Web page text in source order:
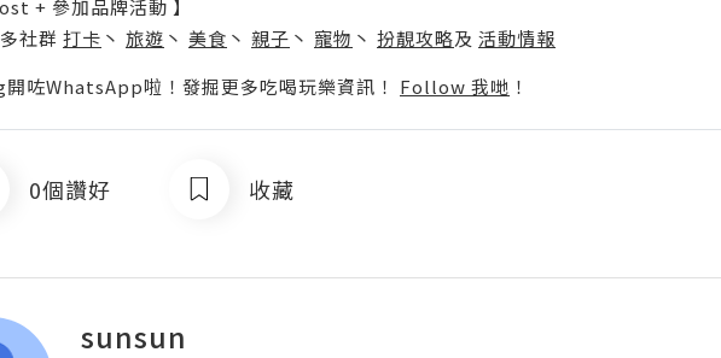
+ 參加品牌活動 】
社群 打卡 丶 旅遊 丶 美食 丶 親子 丶 寵物 丶 扮靚攻略及 活動情報
咗WhatsApp啦！發掘更多吃喝玩樂資訊！ Follow 我哋 ！
0個讚好 收藏
sunsun